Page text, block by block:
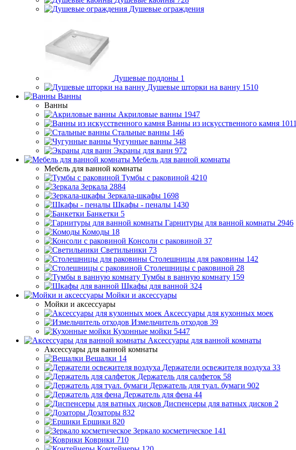
Душевые ограждения
Душевые поддоны 1
Душевые шторки на ванну 1510
Ванны
Ванны
Акриловые ванны 1947
Ванны из искусственного камня 1011
Стальные ванны 146
Чугунные ванны 348
Экраны для ванн 972
Мебель для ванной комнаты
Мебель для ванной комнаты
Тумбы с раковиной 4210
Зеркала 2884
Зеркала-шкафы 1698
Шкафы - пеналы 1430
Банкетки 5
Гарнитуры для ванной комнаты 2946
Комоды 18
Консоли с раковиной 37
Светильники 73
Столешницы для раковины 142
Столешницы с раковиной 28
Тумбы в ванную комнату 159
Шкафы для ванной 324
Мойки и аксессуары
Мойки и аксессуары
Аксессуары для кухонных моек
Измельчитель отходов 39
Кухонные мойки 5447
Аксессуары для ванной комнаты
Аксессуары для ванной комнаты
Вешалки 14
Держатели освежителя воздуха 33
Держатель для салфеток 58
Держатель для туал. бумаги 902
Держатель для фена 44
Диспенсеры для ватных дисков 2
Дозаторы 832
Ершики 820
Зеркало косметическое 141
Коврики 710